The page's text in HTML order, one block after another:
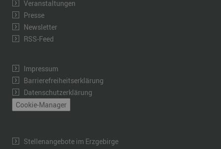
Veranstaltungen
Presse
Newsletter
RSS-Feed
Impressum
Barrierefreiheitserklärung
Datenschutzerklärung
Cookie-Manager
Stellenangebote im Erzgebirge